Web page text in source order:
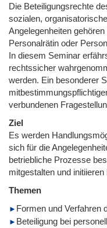
Die Beteiligungsrechte
sozialen,
Angelegenheiten
Personalrätin oder
In diesem Seminar
rechtssicher
werden. Ein besonderer
verbundenen
Ziel
Es werden
sich für die
betriebliche Prozesse
mitgestalten und initiieren
Themen
Formen und Verfahren
Beteiligung bei